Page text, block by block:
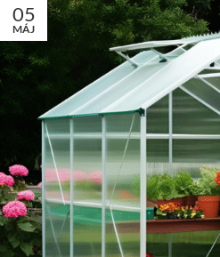
05
MÁJ